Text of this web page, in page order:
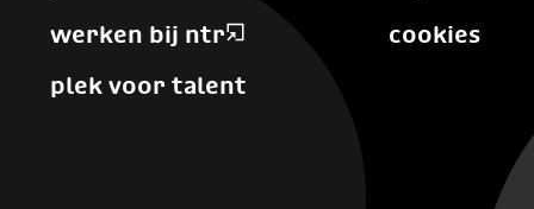
werken bij ntr
plek voor talent
cookies